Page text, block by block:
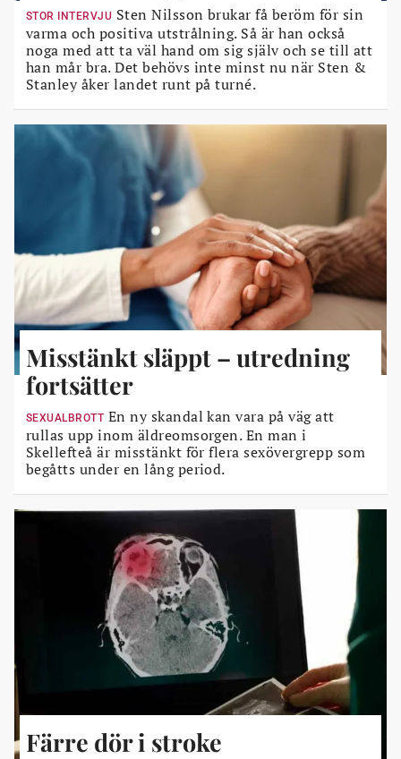
STOR INTERVJU Sten Nilsson brukar få beröm för sin
varma och positiva utstrålning. Så är han också
noga med att ta väl hand om sig själv och se till att
han mår bra. Det behövs inte minst nu när Sten &
Stanley åker landet runt på turné.
Misstänkt släppt – utredning
fortsätter
SEXUALBROTT En ny skandal kan vara på väg att
rullas upp inom äldreomsorgen. En man i
Skellefteå är misstänkt för flera sexövergrepp som
begåtts under en lång period.
Färre dör i stroke